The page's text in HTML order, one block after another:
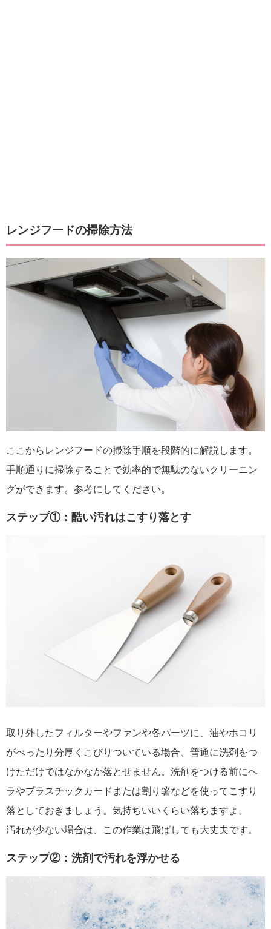
レンジフードの掃除方法
ここからレンジフードの掃除手順を段階的に解説します。
手順通りに掃除することで効率的で無駄のないクリーニン
グができます。参考にしてください。
ステップ①：酷い汚れはこすり落とす
取り外したフィルターやファンや各パーツに、油やホコリ
がべったり分厚くこびりついている場合、普通に洗剤をつ
けただけではなかなか落とせません。洗剤をつける前にヘ
ラやプラスチックカードまたは割り箸などを使ってこすり
落としておきましょう。気持ちいいくらい落ちますよ。
汚れが少ない場合は、この作業は飛ばしても大丈夫です。
ステップ②：洗剤で汚れを浮かせる